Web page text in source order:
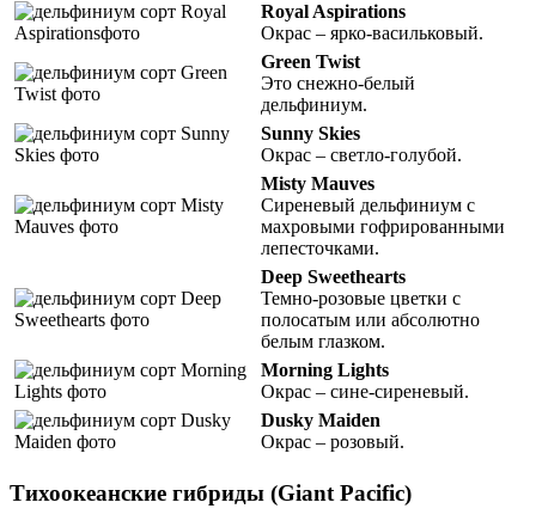
Royal Aspirations
Окрас – ярко-васильковый.
Green Twist
Это снежно-белый
дельфиниум.
Sunny Skies
Окрас – светло-голубой.
Misty Mauves
Сиреневый дельфиниум с
махровыми гофрированными
лепесточками.
Deep Sweethearts
Темно-розовые цветки с
полосатым или абсолютно
белым глазком.
Morning Lights
Окрас – сине-сиреневый.
Dusky Maiden
Окрас – розовый.
Тихоокеанские гибриды (Giant Pacific)